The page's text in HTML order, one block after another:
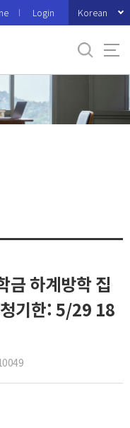
Login Korean
금 하계방학 집
기한: 5/29 18